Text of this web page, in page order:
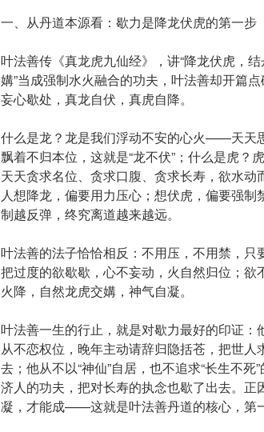
一、从丹道本源看：歇力是降龙伏虎的第一步
叶法善传《真龙虎九仙经》，讲“降龙伏虎，
媾”当成强制水火融合的功夫，叶法善却开篇
妄心歇处，真龙自伏，真虎自降​。
什么是龙？龙是我们浮动不安的心火——天天
飘着不归本位，这就是“龙不伏”；什么是虎
天天贪求名位、贪求口腹、贪求长寿，欲水动
人想降龙，偏要用力压心；想伏虎，偏要强制
制越反弹，终究离道越来越远。
叶法善的法子恰恰相反：不用压，不用禁，
把过度的欲歇歇，心不妄动，火自然归位；欲
火降，自然龙虎交媾，神气自凝。
叶法善一生的行止，就是对歇力最好的印证：
从不恋权位，晚年主动请辞归隐括苍，把世人
去；他从不以“神仙”自居，也不追求“长生不
济人的功夫，把对长寿的执念也歇了出去。正
凝，才能成——这就是叶法善丹道的核心，第